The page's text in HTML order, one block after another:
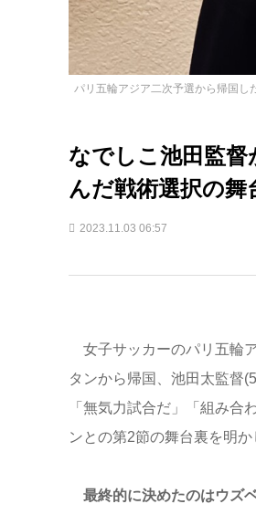
パリ五輪アジア二次予選から帰国し
なでしこ池田監
んだ戦術選択の舞
2023.11.03 06:57
女子サッカーのパリ五輪
タンから帰国、池田太監督
「無気力試合だ」「組み
ンとの第2節の舞台裏を明か
最終的に決めたのはウズ